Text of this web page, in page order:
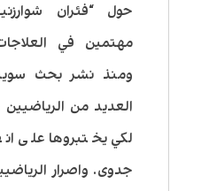
حول “فئران
مهتمين في
ومنذ نشر بحث
العديد من
لكي يختبروها على
جدوى. واصرار